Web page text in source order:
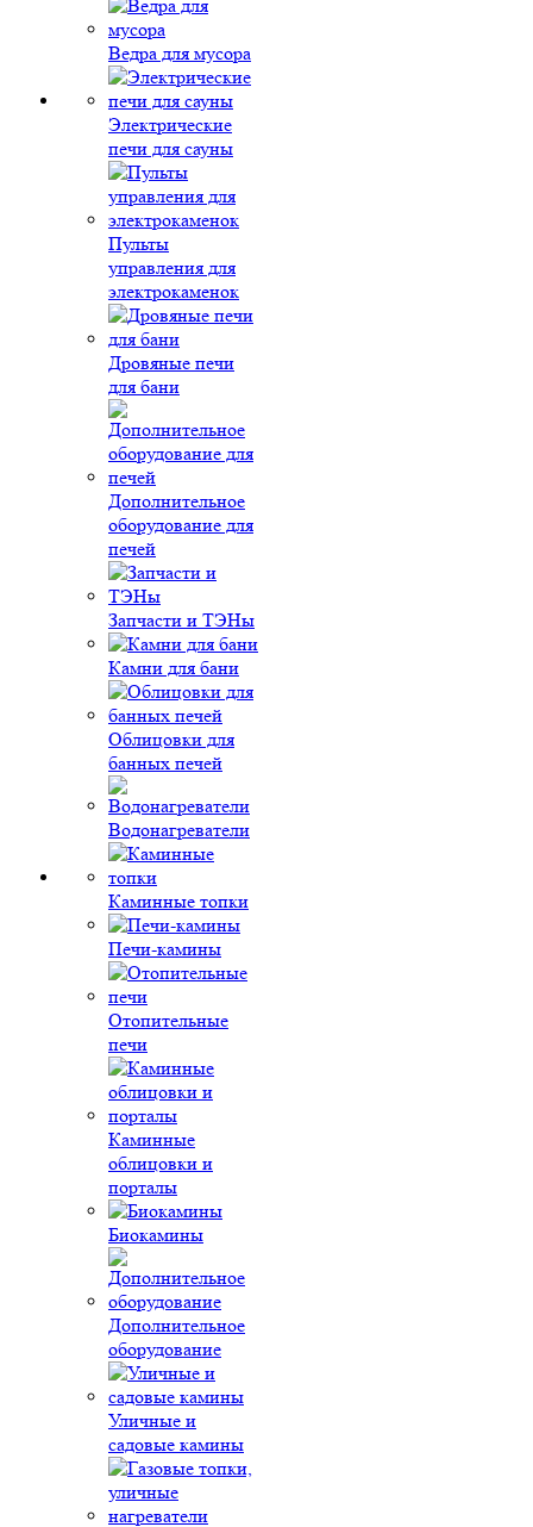
Ведра для мусора
Электрические
печи для сауны
Пульты
управления для
электрокаменок
Дровяные печи
для бани
Дополнительное
оборудование для
печей
Запчасти и ТЭНы
Камни для бани
Облицовки для
банных печей
Водонагреватели
Каминные топки
Печи-камины
Отопительные
печи
Каминные
облицовки и
порталы
Биокамины
Дополнительное
оборудование
Уличные и
садовые камины